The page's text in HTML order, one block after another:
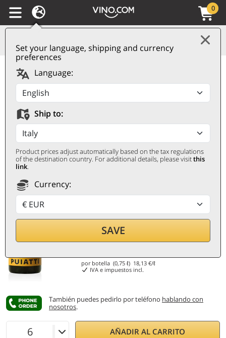
Set your language, shipping and currency
preferences
Language:
Ship to:
Product prices adjust automatically based on the tax regulations
of the destination country. For additional details, please visitthis
link.
Currency:
SAVE
0
Venezia Giulia IGP
Ribolla Gialla 2025
Puiatti
PUIATTI
0,75 ℓ
13,60€
por botella (0,75 ℓ) 18,13 €/ℓ
IVA e impuestos incl.
También puedes pedirlo por teléfono hablando con
nosotros.
AÑADIR AL CARRITO